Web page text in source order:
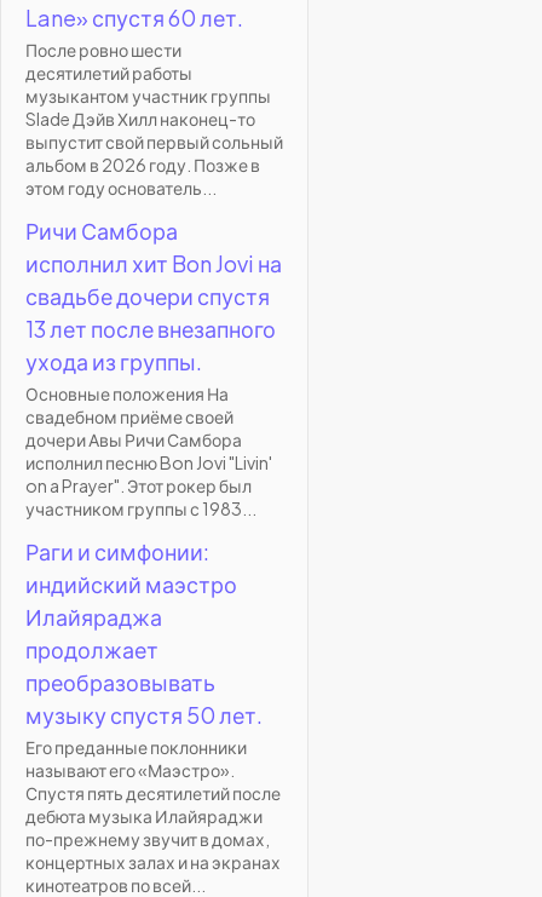
Lane» спустя 60 лет.
После ровно шести
десятилетий работы
музыкантом участник группы
Slade Дэйв Хилл наконец-то
выпустит свой первый сольный
альбом в 2026 году. Позже в
этом году основатель...
Ричи Самбора
исполнил хит Bon Jovi на
свадьбе дочери спустя
13 лет после внезапного
ухода из группы.
Основные положения На
свадебном приёме своей
дочери Авы Ричи Самбора
исполнил песню Bon Jovi "Livin'
on a Prayer". Этот рокер был
участником группы с 1983...
Раги и симфонии:
индийский маэстро
Илайяраджа
продолжает
преобразовывать
музыку спустя 50 лет.
Его преданные поклонники
называют его «Маэстро».
Спустя пять десятилетий после
дебюта музыка Илайяраджи
по-прежнему звучит в домах,
концертных залах и на экранах
кинотеатров по всей...